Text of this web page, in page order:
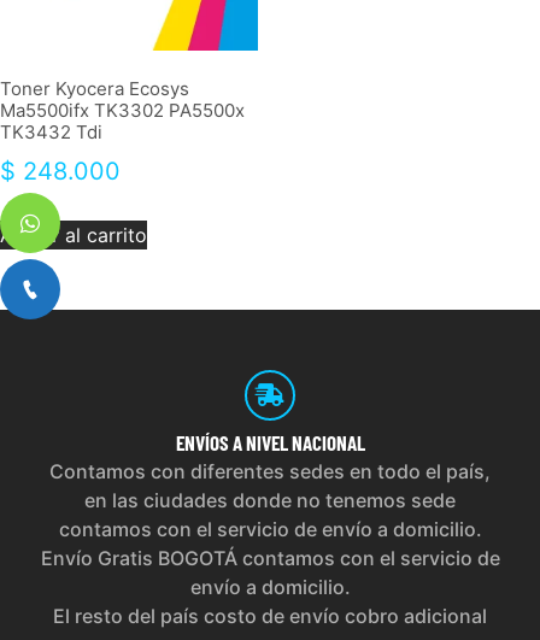
Toner Kyocera Ecosys
Ma5500ifx TK3302 PA5500x
TK3432 Tdi
$ 248.000
Añadir al carrito
ENVÍOS A NIVEL NACIONAL
Contamos con diferentes sedes en todo el país,
en las ciudades donde no tenemos sede
contamos con el servicio de envío a domicilio.
Envío Gratis BOGOTÁ contamos con el servicio de
envío a domicilio.
El resto del país costo de envío cobro adicional